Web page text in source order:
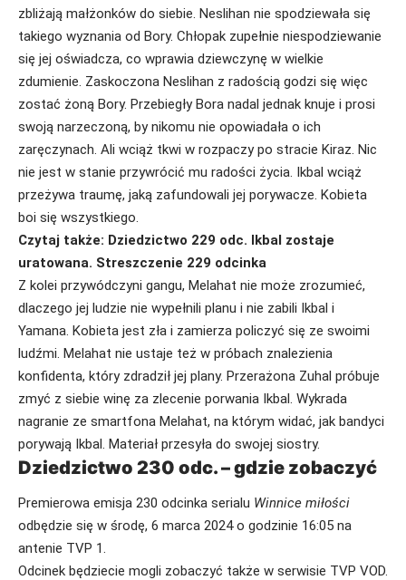
zbliżają małżonków do siebie. Neslihan nie spodziewała się
takiego wyznania od Bory. Chłopak zupełnie niespodziewanie
się jej oświadcza, co wprawia dziewczynę w wielkie
zdumienie. Zaskoczona Neslihan z radością godzi się więc
zostać żoną Bory. Przebiegły Bora nadal jednak knuje i prosi
swoją narzeczoną, by nikomu nie opowiadała o ich
zaręczynach. Ali wciąż tkwi w rozpaczy po stracie Kiraz. Nic
nie jest w stanie przywrócić mu radości życia. Ikbal wciąż
przeżywa traumę, jaką zafundowali jej porywacze. Kobieta
boi się wszystkiego.
Czytaj także: Dziedzictwo 229 odc. Ikbal zostaje
uratowana. Streszczenie 229 odcinka
Z kolei przywódczyni gangu, Melahat nie może zrozumieć,
dlaczego jej ludzie nie wypełnili planu i nie zabili Ikbal i
Yamana. Kobieta jest zła i zamierza policzyć się ze swoimi
ludźmi. Melahat nie ustaje też w próbach znalezienia
konfidenta, który zdradził jej plany. Przerażona Zuhal próbuje
zmyć z siebie winę za zlecenie porwania Ikbal. Wykrada
nagranie ze smartfona Melahat, na którym widać, jak bandyci
porywają Ikbal. Materiał przesyła do swojej siostry.
Dziedzictwo 230 odc. – gdzie zobaczyć
Premierowa emisja 230 odcinka serialu Winnice miłości
odbędzie się w środę, 6 marca 2024 o godzinie 16:05 na
antenie TVP 1.
Odcinek będziecie mogli zobaczyć także w serwisie TVP VOD.